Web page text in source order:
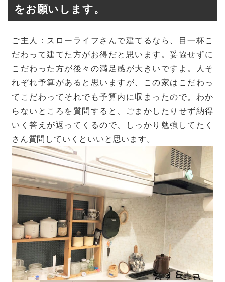
をお願いします。
ご主人：スローライフさんで建てるなら、目一杯こ
だわって建てた方がお得だと思います。妥協せずに
こだわった方が後々の満足感が大きいですよ。人そ
れぞれ予算があると思いますが、この家はこだわっ
てこだわってそれでも予算内に収まったので。わか
らないところを質問すると、ごまかしたりせず納得
いく答えが返ってくるので、しっかり勉強してたく
さん質問していくといいと思います。